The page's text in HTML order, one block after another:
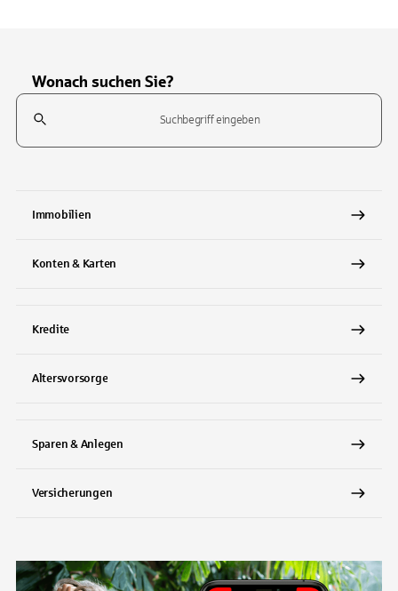
Wonach suchen Sie?
Suchfeld
Immobilien
Konten & Karten
Kredite
Altersvorsorge
Sparen & Anlegen
Versicherungen